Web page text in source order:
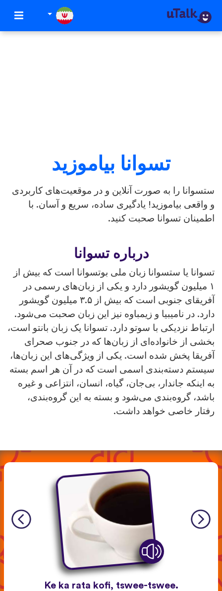
تسوانا بیاموزید
ستسوانا را به صورت آنلاین و در موقعیت‌های کاربردی
و واقعی بیاموزید! یادگیری ساده، سریع و آسان. با
اطمینان تسوانا صحبت کنید.
درباره تسوانا
تسوانا یا ستسوانا زبان ملی بوتسوانا است که بیش از
۱ میلیون گویشور دارد و یکی از زبان‌های رسمی در
آفریقای جنوبی است که بیش از ۳.۵ میلیون گویشور
دارد. در نامیبیا و زیمباوه نیز این زبان صحبت می‌شود.
ارتباط نزدیکی با سوتو دارد. تسوانا یک زبان بانتو است،
بخشی از خانواده‌ای از زبان‌ها که در جنوب صحرای
آفریقا پخش شده است. یکی از ویژگی‌های این زبان‌ها،
سیستم دسته‌بندی اسمی است که در آن هر اسم بسته
به اینکه جاندار، بی‌جان، گیاه، انسان، انتزاعی و غیره
باشد، گروه‌بندی می‌شود و بسته به این گروه‌بندی،
رفتار خاصی خواهد داشت.
Ke ka rata kofi, tswee-tswee.